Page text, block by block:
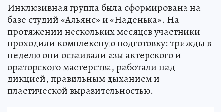
Инклюзивная группа была сформирована на
базе студий «Альянс» и «Наденька». На
протяжении нескольких месяцев участники
проходили комплексную подготовку: трижды в
неделю они осваивали азы актерского и
ораторского мастерства, работали над
дикцией, правильным дыханием и
пластической выразительностью.